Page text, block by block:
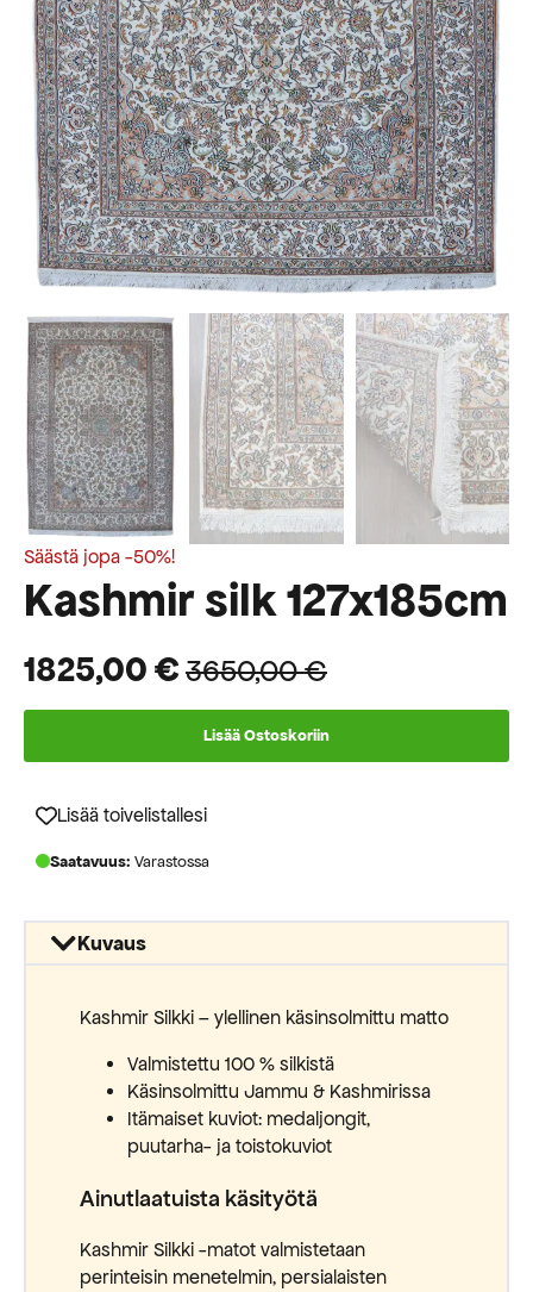
Säästä jopa -50%!
Kashmir silk 127x185cm
3650,00€
Alkuperäinen
oli:
3650,00 €.
1825,00€
Nykyinen
on:
1825,00 €.
Lisää Ostoskoriin
Lisää toivelistallesi
Saatavuus: Varastossa
Kuvaus
Kashmir Silkki – ylellinen käsinsolmittu matto
Valmistettu 100 % silkistä
Käsinsolmittu Jammu & Kashmirissa
Itämaiset kuviot: medaljongit,
puutarha- ja toistokuviot
Ainutlaatuista käsityötä
Kashmir Silkki -matot valmistetaan
perinteisin menetelmin, persialaisten